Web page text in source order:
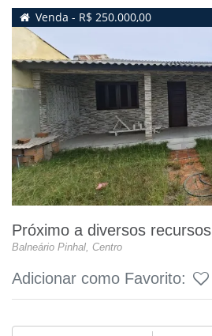
Venda - R$ 250.000,00
Próximo a diversos recursos
Balneário Pinhal, Centro
Adicionar como Favorito: